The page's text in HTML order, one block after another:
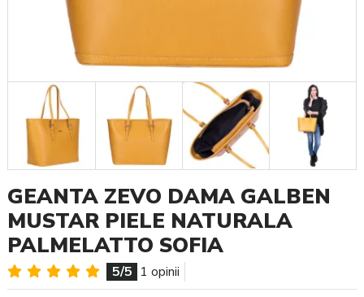
GEANTA ZEVO DAMA GALBEN
MUSTAR PIELE NATURALA
PALMELATTO SOFIA
5/5 1 opinii